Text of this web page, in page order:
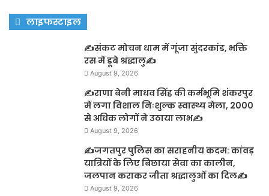
लाइफस्टाइल
✍️संकट मोचन धाम में गूंजा सुंदरकांड, भक्ति
रस में डूबे श्रद्धालु✍️
August 9, 2026
✍️राणा बेनी माधव सिंह की कर्मभूमि शंकरपुर
में लगा विशाल निःशुल्क स्वास्थ्य मेला, 2000
से अधिक लोगों ने उठाया लाभ✍️
August 9, 2026
✍️जगतपुर पुलिस का सराहनीय कदम: कांवड़
यात्रियों के लिए बिछाया सेवा का कालीन,
जलपान कराकर जीता श्रद्धालुओं का दिल✍️
August 9, 2026